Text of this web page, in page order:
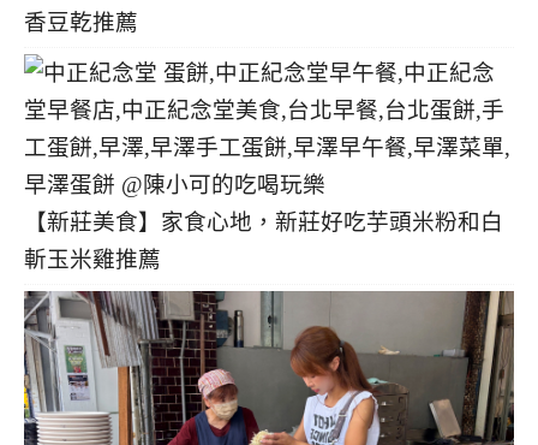
香豆乾推薦
【新莊美食】家食心地，新莊好吃芋頭米粉和白
斬玉米雞推薦